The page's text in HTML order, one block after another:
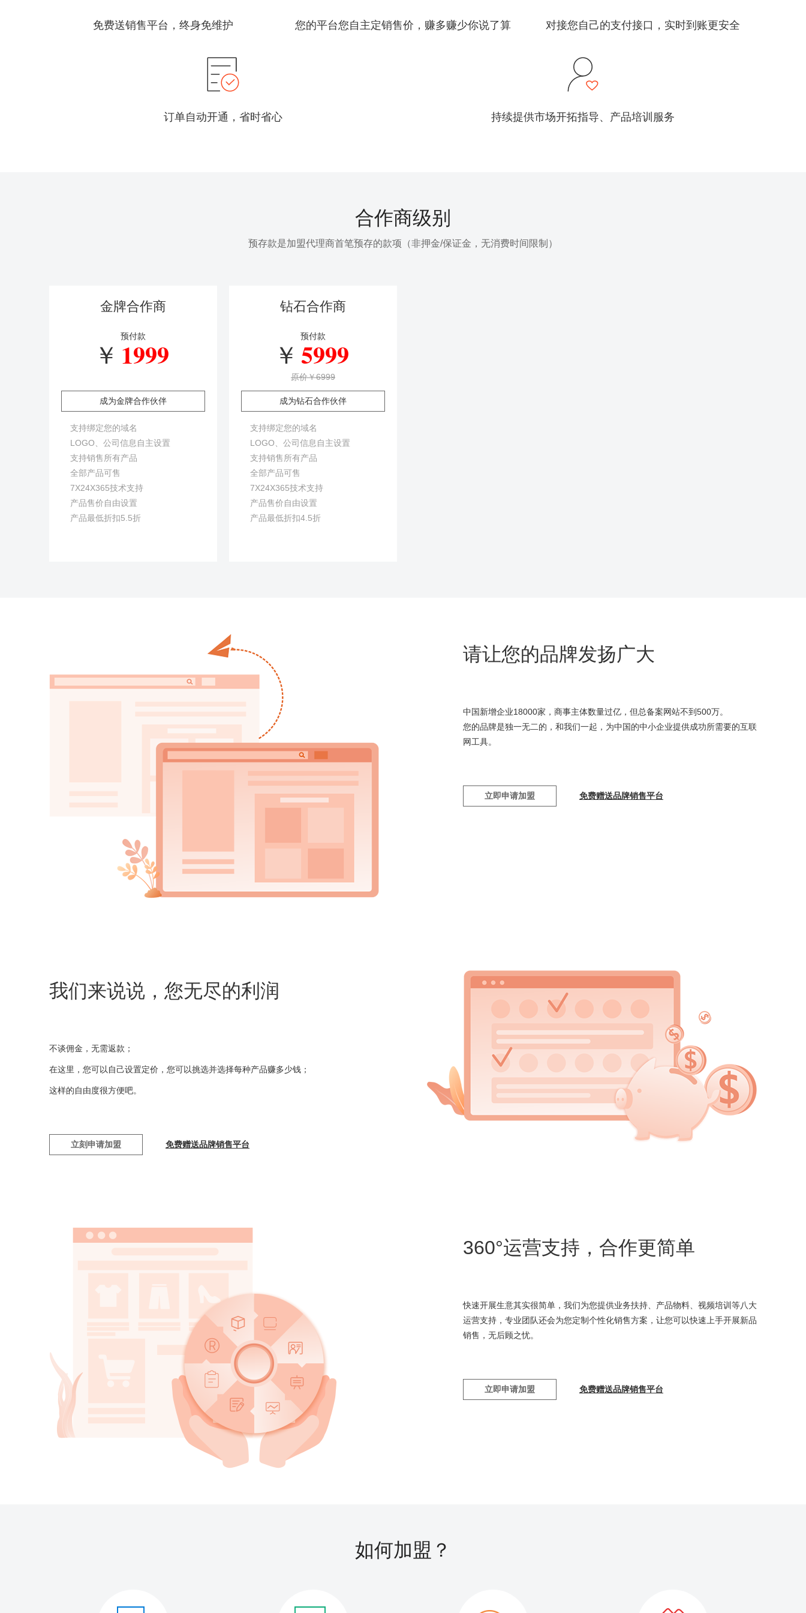
免费送销售平台，终身免维护 您的平台您自主定销售价，赚多赚少你说了算 对接您自己的支付接口，实时到账更安全
订单自动开通，省时省心 持续提供市场开拓指导、产品培训服务
合作商级别
预存款是加盟代理商首笔预存的款项（非押金/保证金，无消费时间限制）
金牌合作商
预付款
￥ 1999
成为金牌合作伙伴
支持绑定您的域名
LOGO、公司信息自主设置
支持销售所有产品
全部产品可售
7X24X365技术支持
产品售价自由设置
产品最低折扣5.5折
钻石合作商
预付款
￥ 5999
原价￥6999
成为钻石合作伙伴
支持绑定您的域名
LOGO、公司信息自主设置
支持销售所有产品
全部产品可售
7X24X365技术支持
产品售价自由设置
产品最低折扣4.5折
请让您的品牌发扬广大
中国新增企业18000家，商事主体数量过亿，但总备案网站不到500万。
您的品牌是独一无二的，和我们一起，为中国的中小企业提供成功所需要的互联
网工具。
立即申请加盟 免费赠送品牌销售平台
我们来说说，您无尽的利润
不谈佣金，无需返款；
在这里，您可以自己设置定价，您可以挑选并选择每种产品赚多少钱；
这样的自由度很方便吧。
立刻申请加盟 免费赠送品牌销售平台
360°运营支持，合作更简单
快速开展生意其实很简单，我们为您提供业务扶持、产品物料、视频培训等八大
运营支持，专业团队还会为您定制个性化销售方案，让您可以快速上手开展新品
销售，无后顾之忧。
立即申请加盟 免费赠送品牌销售平台
如何加盟？